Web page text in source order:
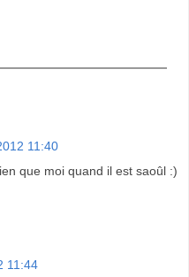
11:40
que moi quand il est saoûl :)
11:44